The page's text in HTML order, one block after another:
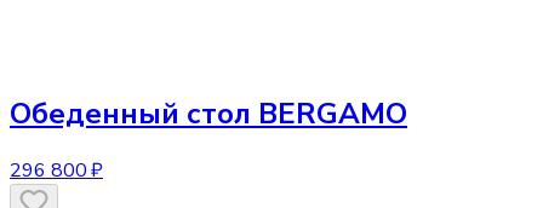
Обеденный стол BERGAMO
296 800 ₽